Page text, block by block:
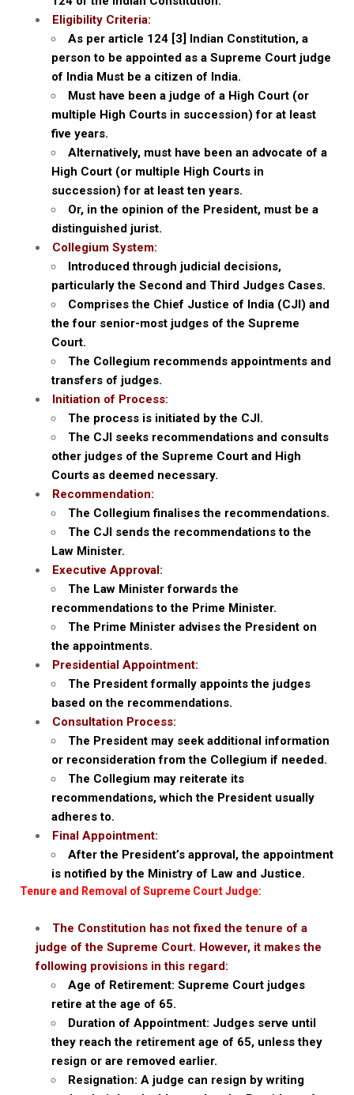
Eligibility Criteria:
As per article 124 [3] Indian Constitution, a
person to be appointed as a Supreme Court judge
of India Must be a citizen of India.
Must have been a judge of a High Court (or
multiple High Courts in succession) for at least
five years.
Alternatively, must have been an advocate of a
High Court (or multiple High Courts in
succession) for at least ten years.
Or, in the opinion of the President, must be a
distinguished jurist.
Collegium System:
Introduced through judicial decisions,
particularly the Second and Third Judges Cases.
Comprises the Chief Justice of India (CJI) and
the four senior-most judges of the Supreme
Court.
The Collegium recommends appointments and
transfers of judges.
Initiation of Process:
The process is initiated by the CJI.
The CJI seeks recommendations and consults
other judges of the Supreme Court and High
Courts as deemed necessary.
Recommendation:
The Collegium finalises the recommendations.
The CJI sends the recommendations to the
Law Minister.
Executive Approval:
The Law Minister forwards the
recommendations to the Prime Minister.
The Prime Minister advises the President on
the appointments.
Presidential Appointment:
The President formally appoints the judges
based on the recommendations.
Consultation Process:
The President may seek additional information
or reconsideration from the Collegium if needed.
The Collegium may reiterate its
recommendations, which the President usually
adheres to.
Final Appointment:
After the President’s approval, the appointment
is notified by the Ministry of Law and Justice.
Tenure and Removal of Supreme Court Judge:
The Constitution has not fixed the tenure of a
judge of the Supreme Court. However, it makes the
following provisions in this regard:
Age of Retirement: Supreme Court judges
retire at the age of 65.
Duration of Appointment: Judges serve until
they reach the retirement age of 65, unless they
resign or are removed earlier.
Resignation: A judge can resign by writing